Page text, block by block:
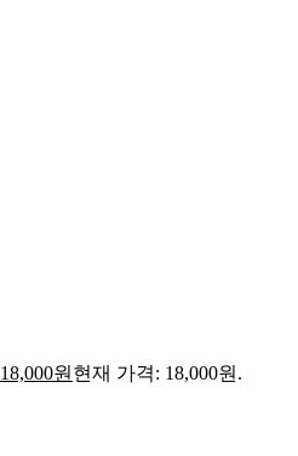
18,000원 현재 가격: 18,000원.